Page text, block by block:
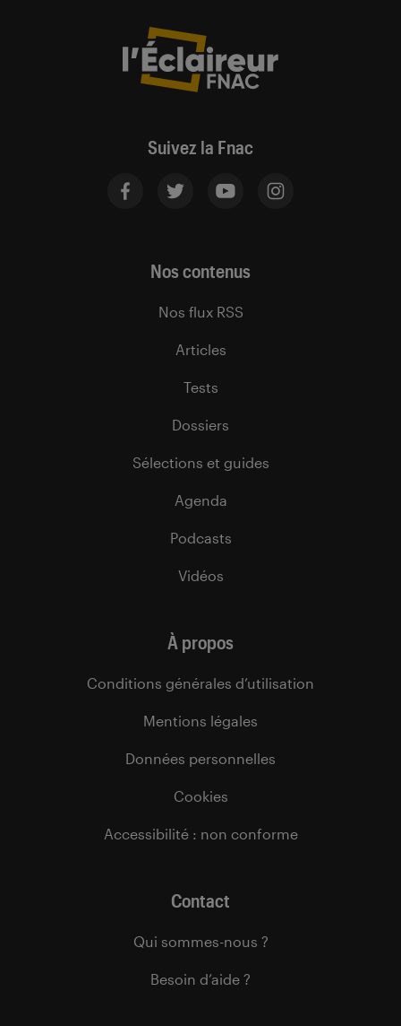
Suivez la Fnac
Nos contenus
Nos flux RSS
Articles
Tests
Dossiers
Sélections et guides
Agenda
Podcasts
Vidéos
À propos
Conditions générales d’utilisation
Mentions légales
Données personnelles
Cookies
Accessibilité : non conforme
Contact
Qui sommes-nous ?
Besoin d’aide ?